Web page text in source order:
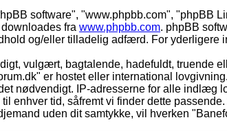
software", "www.phpbb.com", "phpBB
fra www.phpbb.com. phpBB
og/eller tilladelig adfærd. For yderligere
vulgært, bagtalende, hadefuldt, truende
er hostet eller international
nødvendigt. IP-adresserne for alle
enhver tid, såfremt vi finder dette
uden dit samtykke, vil hverken